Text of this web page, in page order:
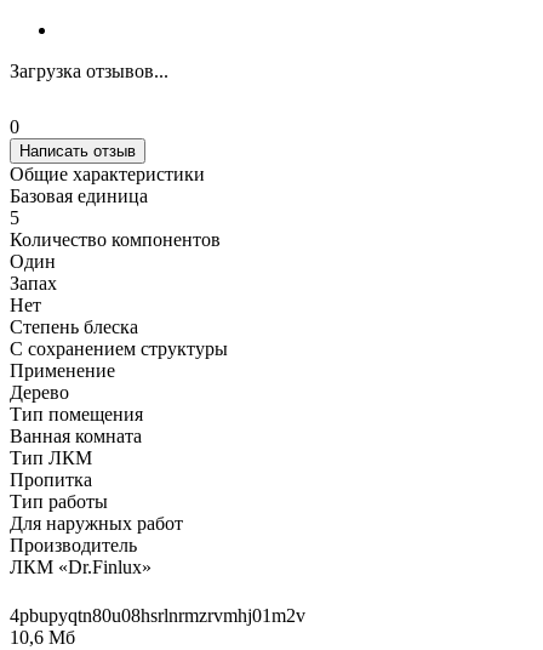
Загрузка отзывов...
0
Написать отзыв
Общие характеристики
Базовая единица
5
Количество компонентов
Один
Запах
Нет
Степень блеска
С сохранением структуры
Применение
Дерево
Тип помещения
Ванная комната
Тип ЛКМ
Пропитка
Тип работы
Для наружных работ
Производитель
ЛКМ «Dr.Finlux»
4pbupyqtn80u08hsrlnrmzrvmhj01m2v
10,6 Мб